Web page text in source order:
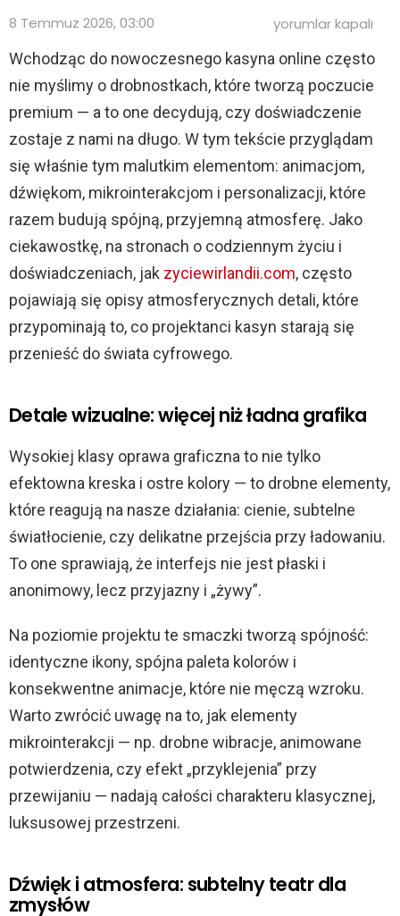
8 Temmuz 2026, 03:00
Subtelne
cyfrowej
detale,
które
robią
wrażenie
kasynach
online
için
yorumlar kapalı
Wchodząc do nowoczesnego kasyna online często
nie myślimy o drobnostkach, które tworzą poczucie
premium — a to one decydują, czy doświadczenie
zostaje z nami na długo. W tym tekście przyglądam
się właśnie tym malutkim elementom: animacjom,
dźwiękom, mikrointerakcjom i personalizacji, które
razem budują spójną, przyjemną atmosferę. Jako
ciekawostkę, na stronach o codziennym życiu i
doświadczeniach, jak zyciewirlandii.com, często
pojawiają się opisy atmosferycznych detali, które
przypominają to, co projektanci kasyn starają się
przenieść do świata cyfrowego.
Detale wizualne: więcej niż ładna grafika
Wysokiej klasy oprawa graficzna to nie tylko
efektowna kreska i ostre kolory — to drobne elementy,
które reagują na nasze działania: cienie, subtelne
światłocienie, czy delikatne przejścia przy ładowaniu.
To one sprawiają, że interfejs nie jest płaski i
anonimowy, lecz przyjazny i „żywy”.
Na poziomie projektu te smaczki tworzą spójność:
identyczne ikony, spójna paleta kolorów i
konsekwentne animacje, które nie męczą wzroku.
Warto zwrócić uwagę na to, jak elementy
mikrointerakcji — np. drobne wibracje, animowane
potwierdzenia, czy efekt „przyklejenia” przy
przewijaniu — nadają całości charakteru klasycznej,
luksusowej przestrzeni.
Dźwięk i atmosfera: subtelny teatr dla
zmysłów